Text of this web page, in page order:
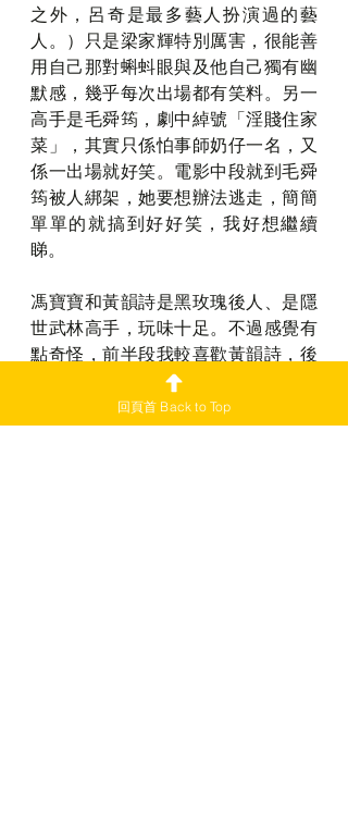
之外，呂奇是最多藝人扮演過的藝
人。）只是梁家輝特別厲害，很能善
用自己那對蝌蚪眼與及他自己獨有幽
默感，幾乎每次出場都有笑料。另一
高手是毛舜筠，劇中綽號「淫賤住家
菜」，其實只係怕事師奶仔一名，又
係一出場就好笑。電影中段就到毛舜
筠被人綁架，她要想辦法逃走，簡簡
單單的就搞到好好笑，我好想繼續
睇。
馮寶寶和黃韻詩是黑玫瑰後人、是隱
世武林高手，玩味十足。不過感覺有
點奇怪，前半段我較喜歡黃韻詩，後
半段會是馮寶寶更有趣；可能是因為
黃的角色越到後來越煩膠吧？
回頁首 Back to Top